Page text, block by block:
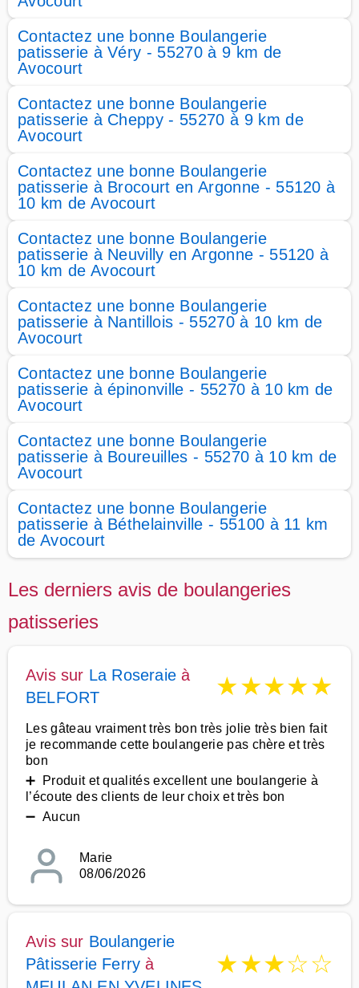
Contactez une bonne Boulangerie
patisserie à Véry - 55270 à 9 km de
Avocourt
Contactez une bonne Boulangerie
patisserie à Cheppy - 55270 à 9 km de
Avocourt
Contactez une bonne Boulangerie
patisserie à Brocourt en Argonne - 55120 à
10 km de Avocourt
Contactez une bonne Boulangerie
patisserie à Neuvilly en Argonne - 55120 à
10 km de Avocourt
Contactez une bonne Boulangerie
patisserie à Nantillois - 55270 à 10 km de
Avocourt
Contactez une bonne Boulangerie
patisserie à épinonville - 55270 à 10 km de
Avocourt
Contactez une bonne Boulangerie
patisserie à Boureuilles - 55270 à 10 km de
Avocourt
Contactez une bonne Boulangerie
patisserie à Béthelainville - 55100 à 11 km
de Avocourt
Les derniers avis de boulangeries
patisseries
Avis sur La Roseraie à
BELFORT
★★★★★
Les gâteau vraiment très bon très jolie très bien fait
je recommande cette boulangerie pas chère et très
bon
➕ Produit et qualités excellent une boulangerie à
l’écoute des clients de leur choix et très bon
➖ Aucun
Marie
08/06/2026
Avis sur Boulangerie
Pâtisserie Ferry à
★★★☆☆